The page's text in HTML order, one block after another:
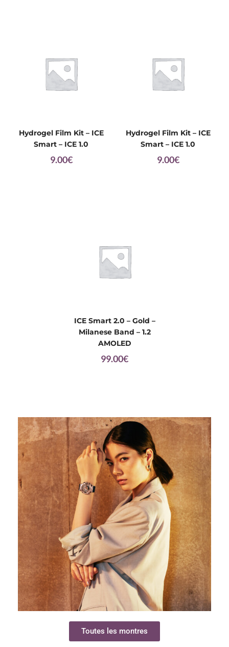
Hydrogel Film Kit – ICE
Smart – ICE 1.0
9.00€
Hydrogel Film Kit – ICE
Smart – ICE 1.0
9.00€
ICE Smart 2.0 – Gold –
Milanese Band – 1.2
AMOLED
99.00€
Toutes les montres